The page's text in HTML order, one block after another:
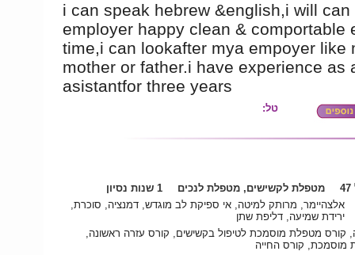
i can speak hebrew &english,i will can
employer happy clean & comportable
time,i can lookafter mya empoyer like
mother or father.i have experience as
asistantfor three years
טל:
מטפלת לקשישים, מטפלת לנכים
1 שנות נסיון
אלצהיימר, מרותק למיטה, אי ספיקת לב מוגדש, דמנציה, סוכרת,
ירידת שמיעה, דליפת שתן
קורס מטפלת מוסמכת לטיפול בקשישים, קורס עזרה ראשונה,
מוסמכת, קורס החייה